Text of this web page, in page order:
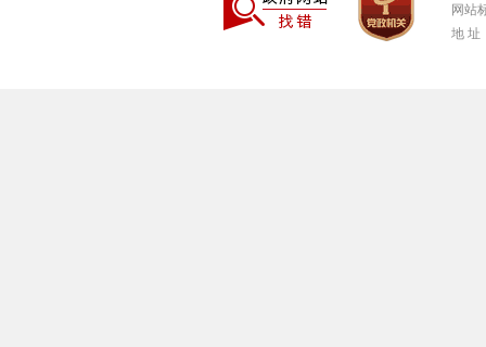
网站
地 址